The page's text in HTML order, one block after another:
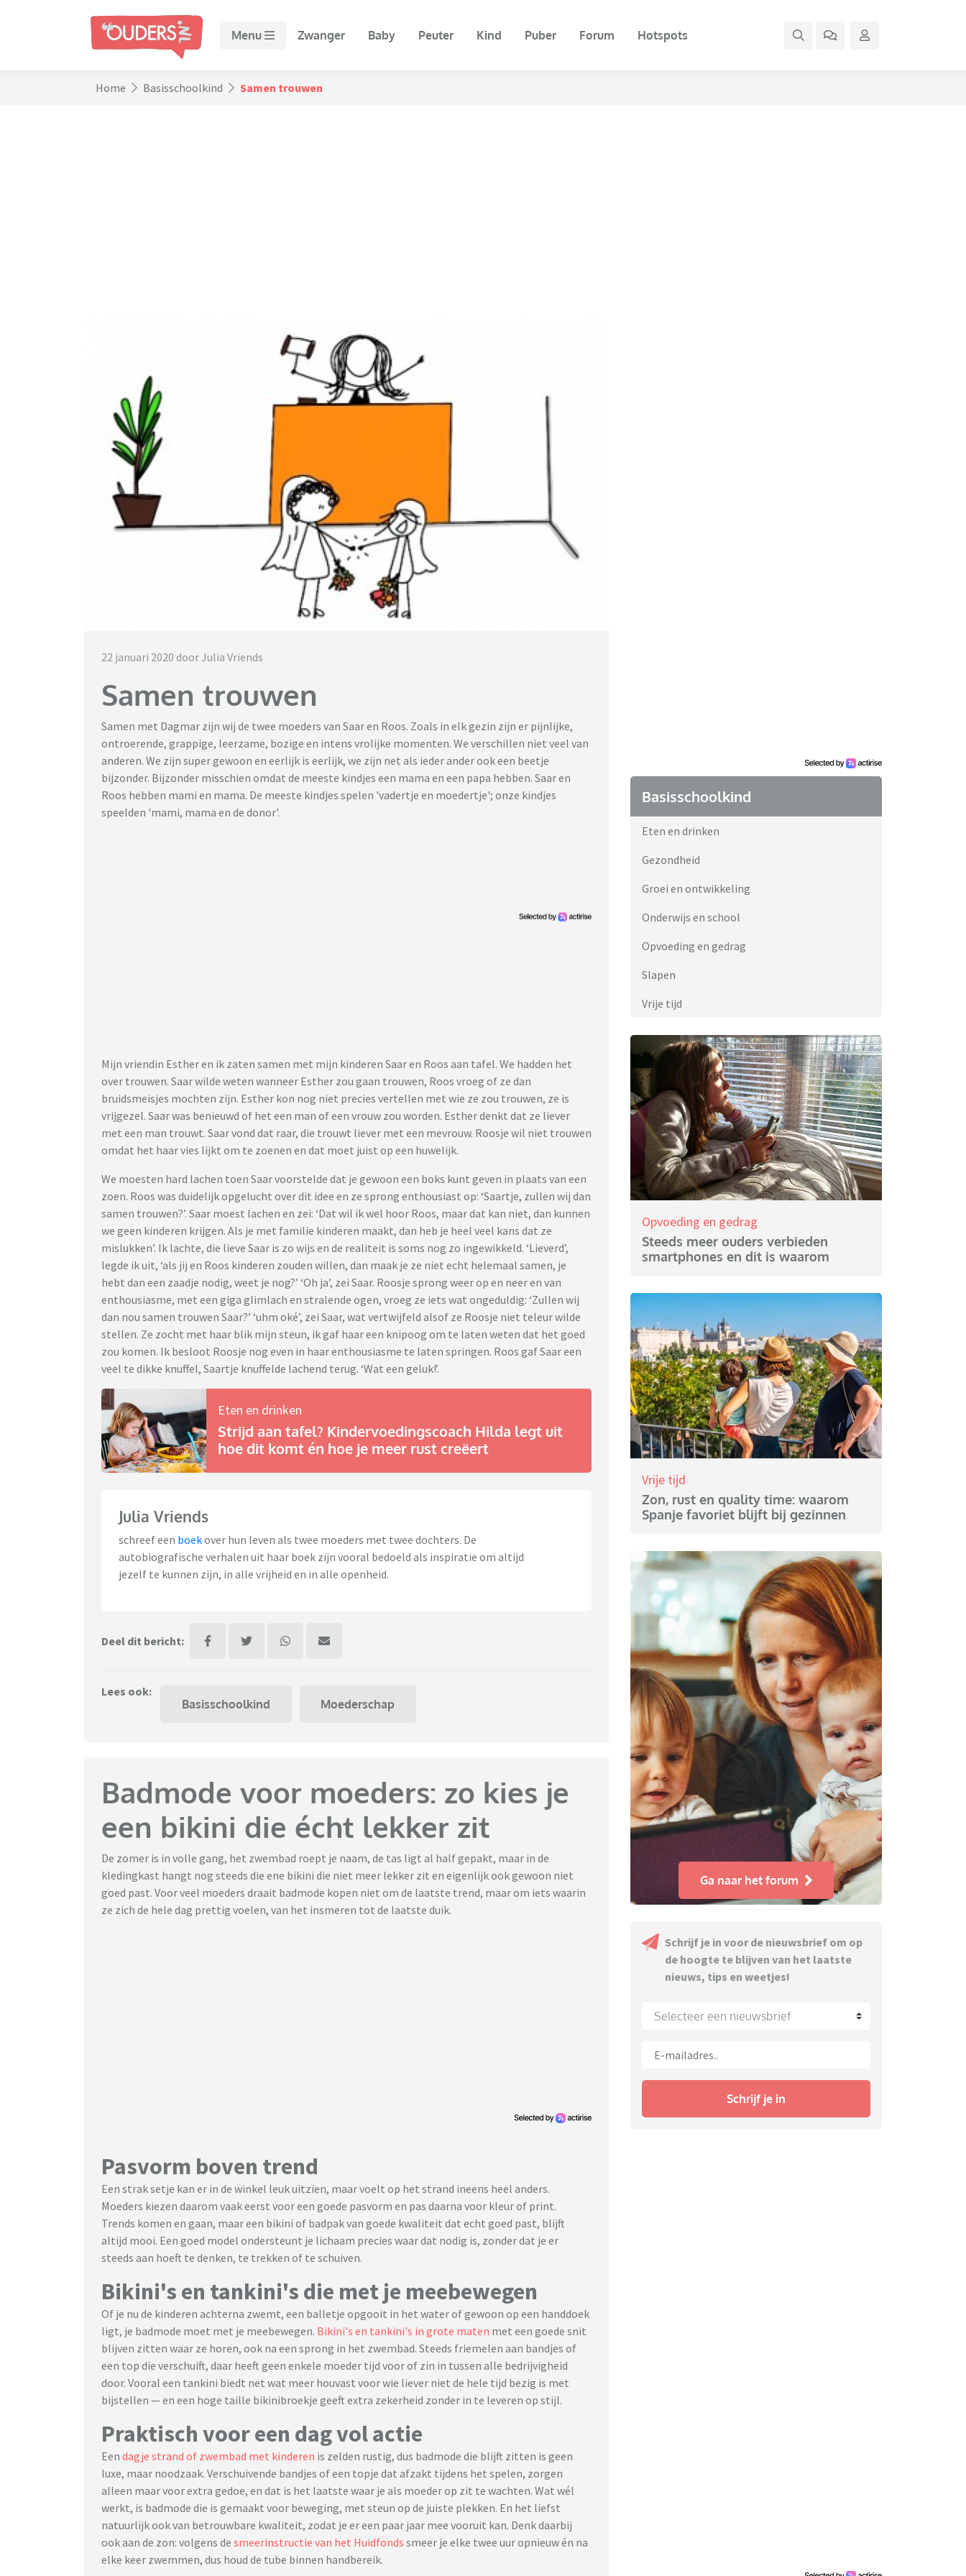
Menu Zwanger Baby Peuter Kind Puber Forum Hotspots
Home Basisschoolkind Samen trouwen
22 januari 2020 door Julia Vriends
Samen trouwen
Samen met Dagmar zijn wij de twee moeders van Saar en Roos. Zoals in elk gezin zijn er pijnlijke,
ontroerende, grappige, leerzame, bozige en intens vrolijke momenten. We verschillen niet veel van
anderen. We zijn super gewoon en eerlijk is eerlijk, we zijn net als ieder ander ook een beetje
bijzonder. Bijzonder misschien omdat de meeste kindjes een mama en een papa hebben. Saar en
Roos hebben mami en mama. De meeste kindjes spelen 'vadertje en moedertje'; onze kindjes
speelden 'mami, mama en de donor'.
Mijn vriendin Esther en ik zaten samen met mijn kinderen Saar en Roos aan tafel. We hadden het
over trouwen. Saar wilde weten wanneer Esther zou gaan trouwen, Roos vroeg of ze dan
bruidsmeisjes mochten zijn. Esther kon nog niet precies vertellen met wie ze zou trouwen, ze is
vrijgezel. Saar was benieuwd of het een man of een vrouw zou worden. Esther denkt dat ze liever
met een man trouwt. Saar vond dat raar, die trouwt liever met een mevrouw. Roosje wil niet trouwen
omdat het haar vies lijkt om te zoenen en dat moet juist op een huwelijk.
We moesten hard lachen toen Saar voorstelde dat je gewoon een boks kunt geven in plaats van een
zoen. Roos was duidelijk opgelucht over dit idee en ze sprong enthousiast op: ‘Saartje, zullen wij dan
samen trouwen?’. Saar moest lachen en zei: ‘Dat wil ik wel hoor Roos, maar dat kan niet, dan kunnen
we geen kinderen krijgen. Als je met familie kinderen maakt, dan heb je heel veel kans dat ze
mislukken’. Ik lachte, die lieve Saar is zo wijs en de realiteit is soms nog zo ingewikkeld. ‘Lieverd’,
legde ik uit, ‘als jij en Roos kinderen zouden willen, dan maak je ze niet echt helemaal samen, je
hebt dan een zaadje nodig, weet je nog?’ ‘Oh ja’, zei Saar. Roosje sprong weer op en neer en van
enthousiasme, met een giga glimlach en stralende ogen, vroeg ze iets wat ongeduldig: ‘Zullen wij
dan nou samen trouwen Saar?’ ‘uhm oké’, zei Saar, wat vertwijfeld alsof ze Roosje niet teleur wilde
stellen. Ze zocht met haar blik mijn steun, ik gaf haar een knipoog om te laten weten dat het goed
zou komen. Ik besloot Roosje nog even in haar enthousiasme te laten springen. Roos gaf Saar een
veel te dikke knuffel, Saartje knuffelde lachend terug. ‘Wat een geluk!’.
Eten en drinken
Strijd aan tafel? Kindervoedingscoach Hilda legt uit
hoe dit komt én hoe je meer rust creëert
Julia Vriends
schreef een boekover hun leven als twee moeders met twee dochters. De
autobiografische verhalen uit haar boek zijn vooral bedoeld als inspiratie om altijd
jezelf te kunnen zijn, in alle vrijheid en in alle openheid.
Deel dit bericht:
Lees ook:
Basisschoolkind
Moederschap
Badmode voor moeders: zo kies je
een bikini die écht lekker zit
De zomer is in volle gang, het zwembad roept je naam, de tas ligt al half gepakt, maar in de
kledingkast hangt nog steeds die ene bikini die niet meer lekker zit en eigenlijk ook gewoon niet
goed past. Voor veel moeders draait badmode kopen niet om de laatste trend, maar om iets waarin
ze zich de hele dag prettig voelen, van het insmeren tot de laatste duik.
Pasvorm boven trend
Een strak setje kan er in de winkel leuk uitzien, maar voelt op het strand ineens heel anders.
Moeders kiezen daarom vaak eerst voor een goede pasvorm en pas daarna voor kleur of print.
Trends komen en gaan, maar een bikini of badpak van goede kwaliteit dat echt goed past, blijft
altijd mooi. Een goed model ondersteunt je lichaam precies waar dat nodig is, zonder dat je er
steeds aan hoeft te denken, te trekken of te schuiven.
Bikini's en tankini's die met je meebewegen
Of je nu de kinderen achterna zwemt, een balletje opgooit in het water of gewoon op een handdoek
ligt, je badmode moet met je meebewegen. Bikini's en tankini's in grote maten met een goede snit
blijven zitten waar ze horen, ook na een sprong in het zwembad. Steeds friemelen aan bandjes of
een top die verschuift, daar heeft geen enkele moeder tijd voor of zin in tussen alle bedrijvigheid
door. Vooral een tankini biedt net wat meer houvast voor wie liever niet de hele tijd bezig is met
bijstellen — en een hoge taille bikinibroekje geeft extra zekerheid zonder in te leveren op stijl.
Praktisch voor een dag vol actie
Een dagje strand of zwembad met kinderen is zelden rustig, dus badmode die blijft zitten is geen
luxe, maar noodzaak. Verschuivende bandjes of een topje dat afzakt tijdens het spelen, zorgen
alleen maar voor extra gedoe, en dat is het laatste waar je als moeder op zit te wachten. Wat wél
werkt, is badmode die is gemaakt voor beweging, met steun op de juiste plekken. En het liefst
natuurlijk ook van betrouwbare kwaliteit, zodat je er een paar jaar mee vooruit kan. Denk daarbij
ook aan de zon: volgens de smeerinstructie van het Huidfonds smeer je elke twee uur opnieuw én na
elke keer zwemmen, dus houd de tube binnen handbereik.
Basisschoolkind
Eten en drinken
Gezondheid
Groei en ontwikkeling
Onderwijs en school
Opvoeding en gedrag
Slapen
Vrije tijd
Opvoeding en gedrag
Steeds meer ouders verbieden
smartphones en dit is waarom
Vrije tijd
Zon, rust en quality time: waarom
Spanje favoriet blijft bij gezinnen
Ga naar het forum
Schrijf je in voor de nieuwsbrief om op
de hoogte te blijven van het laatste
nieuws, tips en weetjes!
Selecteer een nieuwsbrief
Schrijf je in